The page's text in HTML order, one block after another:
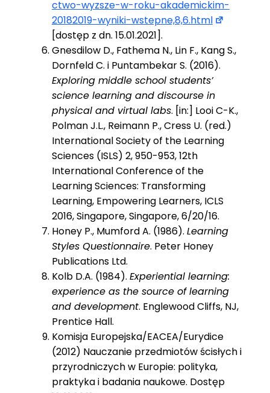
ctwo-wyzsze-w-roku-akademickim-
20182019-wyniki-wstepne,8,6.html
[dostęp z dn. 15.01.2021].
Gnesdilow D., Fathema N., Lin F., Kang S.,
Dornfeld C. i Puntambekar S. (2016).
Exploring middle school students’
science learning and discourse in
physical and virtual labs. [in:] Looi C-K.,
Polman J.L., Reimann P., Cress U. (red.)
International Society of the Learning
Sciences (ISLS) 2, 950-953, 12th
International Conference of the
Learning Sciences: Transforming
Learning, Empowering Learners, ICLS
2016, Singapore, Singapore, 6/20/16.
Honey P., Mumford A. (1986). Learning
Styles Questionnaire. Peter Honey
Publications Ltd.
Kolb D.A. (1984). Experiential learning:
experience as the source of learning
and development. Englewood Cliffs, NJ,
Prentice Hall.
Komisja Europejska/EACEA/Eurydice
(2012) Nauczanie przedmiotów ścisłych i
przyrodniczych w Europie: polityka,
praktyka i badania naukowe. Dostęp